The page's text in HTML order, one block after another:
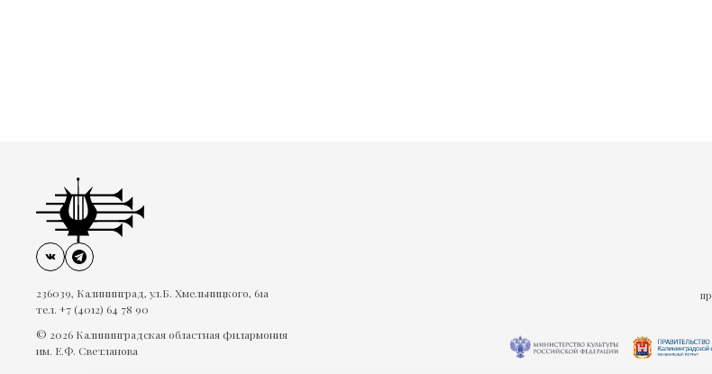
236039, Калининград, ул.Б. Хмельницкого, 61а
тел. +7 (4012) 64 78 90
© 2026 Калининградская областная филармония
им. Е.Ф. Светланова